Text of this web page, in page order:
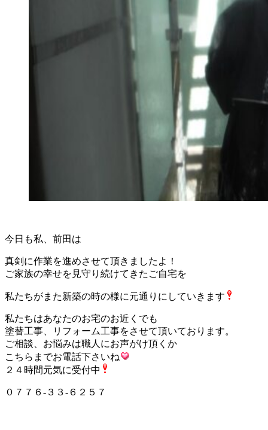
今日も私、前田は
真剣に作業を進めさせて頂きましたよ！
ご家族の幸せを見守り続けてきたご自宅を
私たちがまた新築の時の様に元通りにしていきます
私たちはあなたのお宅のお近くでも
塗替工事、リフォーム工事をさせて頂いております。
ご相談、お悩みは職人にお声がけ頂くか
こちらまでお電話下さいね
２４時間元気に受付中
０７７６-３３-６２５７